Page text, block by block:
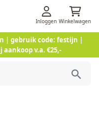
| gebruik code: festijn |
aankoop v.a. €25,-
Inloggen Winkelwagen